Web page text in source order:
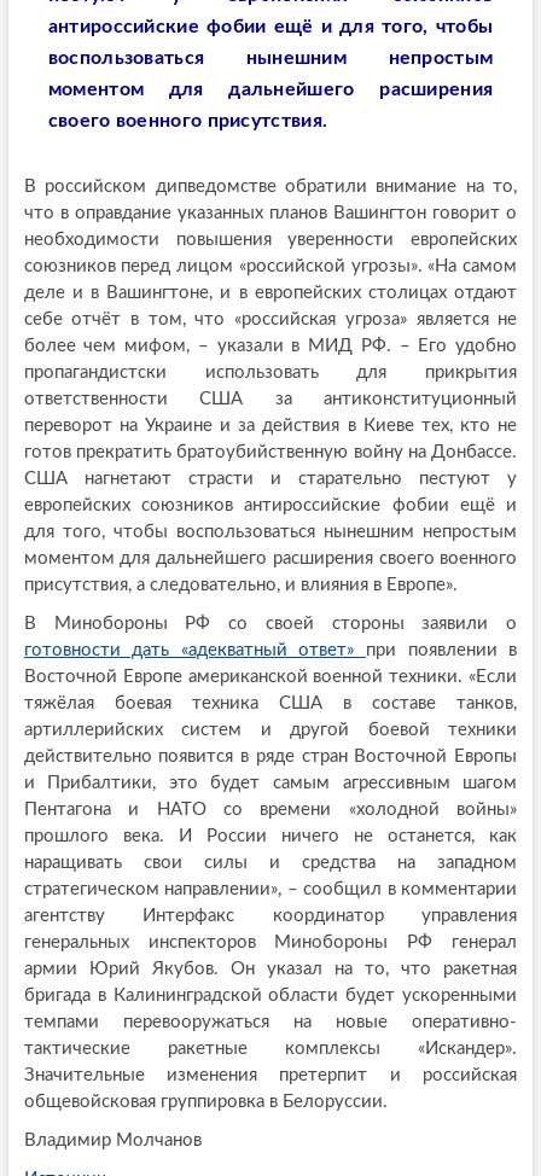
антироссийские фобии ещё и для того, чтобы
воспользоваться нынешним непростым
моментом для дальнейшего расширения
своего военного присутствия.
В российском дипведомстве обратили внимание на то,
что в оправдание указанных планов Вашингтон говорит о
необходимости повышения уверенности европейских
союзников перед лицом «российской угрозы». «На самом
деле и в Вашингтоне, и в европейских столицах отдают
себе отчёт в том, что «российская угроза» является не
более чем мифом, – указали в МИД РФ. – Его удобно
пропагандистски использовать для прикрытия
ответственности США за антиконституционный
переворот на Украине и за действия в Киеве тех, кто не
готов прекратить братоубийственную войну на Донбассе.
США нагнетают страсти и старательно пестуют у
европейских союзников антироссийские фобии ещё и
для того, чтобы воспользоваться нынешним непростым
моментом для дальнейшего расширения своего военного
присутствия, а следовательно, и влияния в Европе».
В Минобороны РФ со своей стороны заявили о
готовности дать «адекватный ответ» при появлении в
Восточной Европе американской военной техники. «Если
тяжёлая боевая техника США в составе танков,
артиллерийских систем и другой боевой техники
действительно появится в ряде стран Восточной Европы
и Прибалтики, это будет самым агрессивным шагом
Пентагона и НАТО со времени «холодной войны»
прошлого века. И России ничего не останется, как
наращивать свои силы и средства на западном
стратегическом направлении», – сообщил в комментарии
агентству Интерфакс координатор управления
генеральных инспекторов Минобороны РФ генерал
армии Юрий Якубов. Он указал на то, что ракетная
бригада в Калининградской области будет ускоренными
темпами перевооружаться на новые оперативно-
тактические ракетные комплексы «Искандер».
Значительные изменения претерпит и российская
общевойсковая группировка в Белоруссии.
Владимир Молчанов